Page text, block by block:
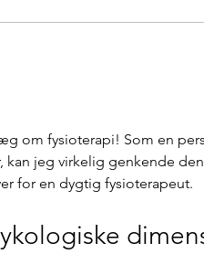
om fysioterapi! Som en
jeg virkelig genkende
for en dygtig fysioterapeut.